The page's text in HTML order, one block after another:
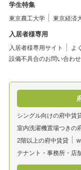
学生特集
東京農工大学 東京経済
入居者様専用
入居者様専用サイト よ
設備不具合のお問い合わせ
シングル向けの府中賃
室内洗濯機置場つきの
2階以上の府中賃貸
テナント・事務所・店